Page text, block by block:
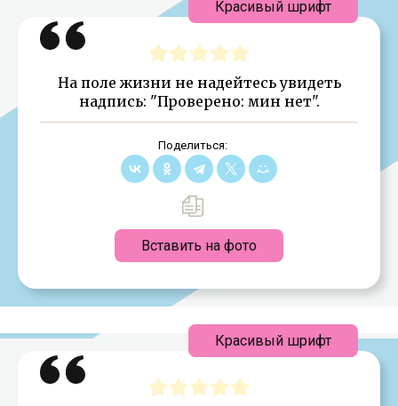
На поле жизни не надейтесь увидеть
надпись: "Проверено: мин нет".
Поделиться:
Вставить на фото
Красивый шрифт
Красивый шрифт